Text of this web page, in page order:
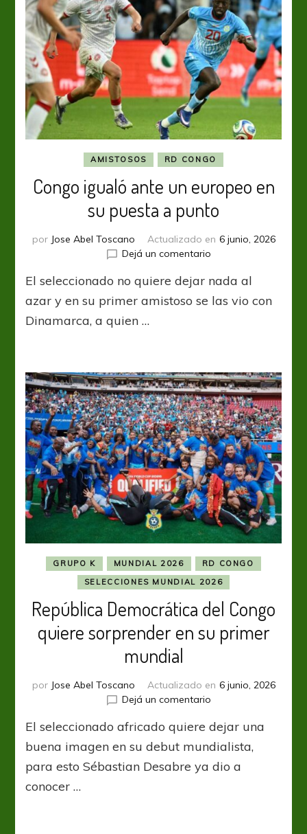
AMISTOSOS RD CONGO
Congo igualó ante un europeo en
su puesta a punto
por Jose Abel Toscano Actualizado en 6 junio, 2026
Dejá un comentarioen
igualó
ante
a
punto
El seleccionado no quiere dejar nada al
azar y en su primer amistoso se las vio con
Dinamarca, a quien …
GRUPO K MUNDIAL 2026
RD CONGO
SELECCIONES MUNDIAL 2026
República Democrática del Congo
quiere sorprender en su primer
mundial
por Jose Abel Toscano Actualizado en 6 junio, 2026
Dejá un comentarioen
Democrática
del
quiere
El seleccionado africado quiere dejar una
buena imagen en su debut mundialista,
para esto Sébastian Desabre ya dio a
conocer …